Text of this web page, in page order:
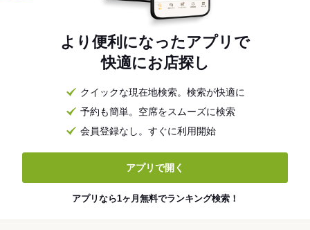
より便利になったアプリで
快適にお店探し
クイックな現在地検索。検索が快適に
予約も簡単。空席をスムーズに検索
会員登録なし。すぐに利用開始
アプリで開く
アプリなら1ヶ月無料でランキング検索！